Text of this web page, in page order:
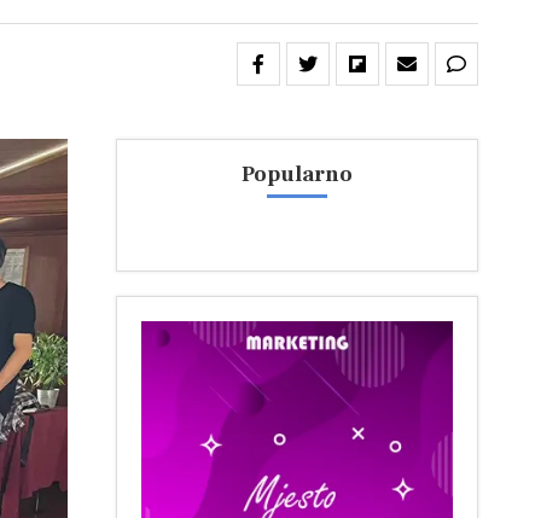
Popularno